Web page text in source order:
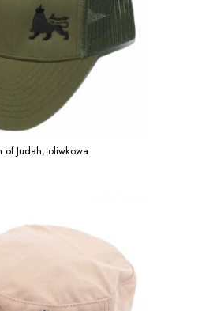
of Judah, oliwkowa